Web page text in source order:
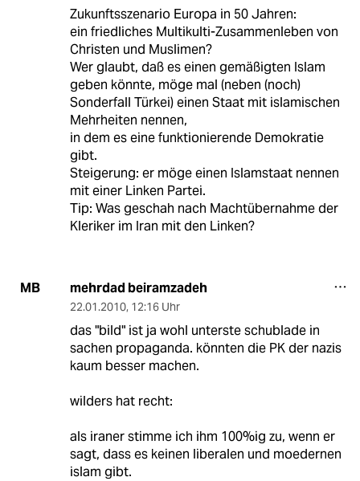
Zukunftsszenario Europa in 50 Jahren:
ein friedliches Multikulti-Zusammenleben von
Christen und Muslimen?
Wer glaubt, daß es einen gemäßigten Islam
geben könnte, möge mal (neben (noch)
Sonderfall Türkei) einen Staat mit islamischen
Mehrheiten nennen,
in dem es eine funktionierende Demokratie
gibt.
Steigerung: er möge einen Islamstaat nennen
mit einer Linken Partei.
Tip: Was geschah nach Machtübernahme der
Kleriker im Iran mit den Linken?
MB mehrdad beiramzadeh
22.01.2010, 12:16 Uhr
das "bild" ist ja wohl unterste schublade in
sachen propaganda. könnten die PK der nazis
kaum besser machen.
wilders hat recht:
als iraner stimme ich ihm 100%ig zu, wenn er
sagt, dass es keinen liberalen und moedernen
islam gibt.